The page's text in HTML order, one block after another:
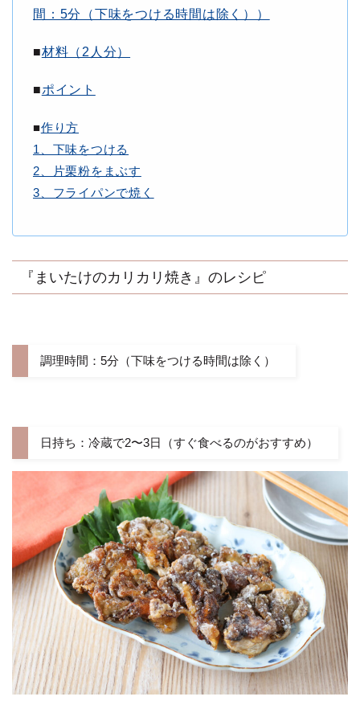
間：5分（下味をつける時間は除く））
■材料（2人分）
■ポイント
■作り方
1、下味をつける
2、片栗粉をまぶす
3、フライパンで焼く
『まいたけのカリカリ焼き』のレシピ
調理時間：5分（下味をつける時間は除く）
日持ち：冷蔵で2〜3日（すぐ食べるのがおすすめ）